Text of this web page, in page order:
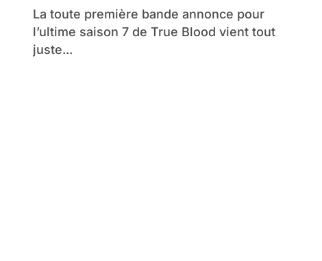
La toute première bande annonce pour
l’ultime saison 7 de True Blood vient tout
juste...